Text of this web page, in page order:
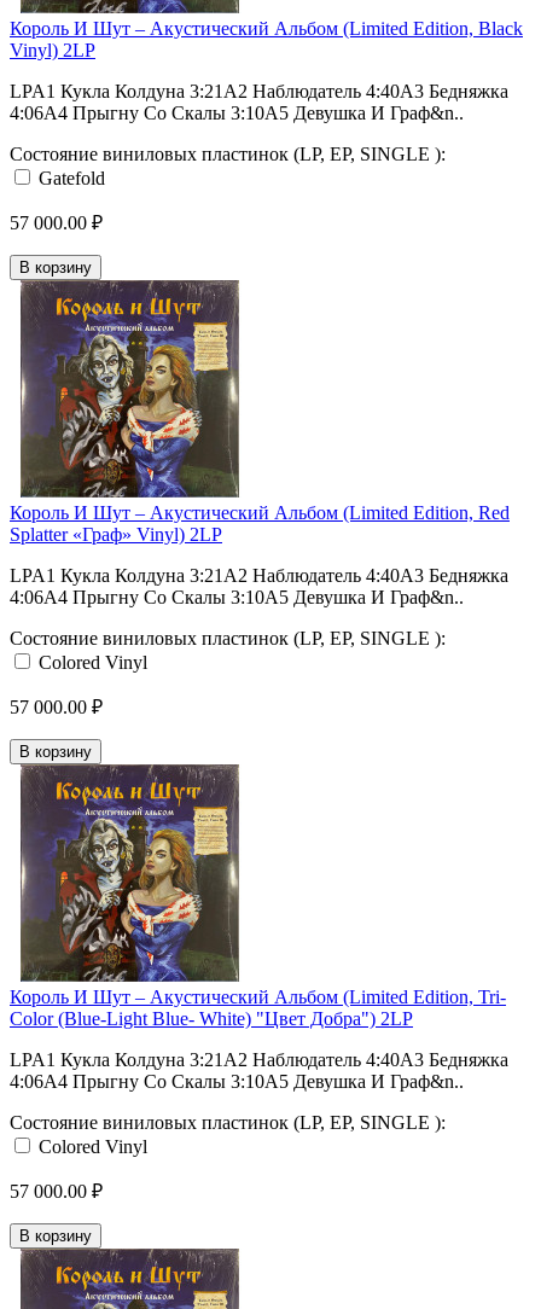
Король И Шут ‎– Акустический Альбом (Limited Edition, Black
Vinyl) 2LP
LPA1 Кукла Колдуна 3:21A2 Наблюдатель 4:40A3 Бедняжка
4:06A4 Прыгну Со Скалы 3:10A5 Девушка И Граф&n..
Состояние виниловых пластинок (LP, EP, SINGLE ):
Gatefold
57 000.00 ₽
В корзину
Король И Шут ‎– Акустический Альбом (Limited Edition, Red
Splatter «Граф» Vinyl) 2LP
LPA1 Кукла Колдуна 3:21A2 Наблюдатель 4:40A3 Бедняжка
4:06A4 Прыгну Со Скалы 3:10A5 Девушка И Граф&n..
Состояние виниловых пластинок (LP, EP, SINGLE ):
Colored Vinyl
57 000.00 ₽
В корзину
Король И Шут ‎– Акустический Альбом (Limited Edition, Tri-
Color (Blue-Light Blue- White) "Цвет Добра") 2LP
LPA1 Кукла Колдуна 3:21A2 Наблюдатель 4:40A3 Бедняжка
4:06A4 Прыгну Со Скалы 3:10A5 Девушка И Граф&n..
Состояние виниловых пластинок (LP, EP, SINGLE ):
Colored Vinyl
57 000.00 ₽
В корзину